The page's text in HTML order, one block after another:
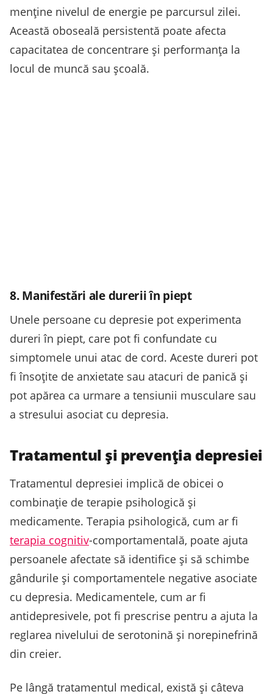
menține nivelul de energie pe parcursul zilei.
Această oboseală persistentă poate afecta
capacitatea de concentrare și performanța la
locul de muncă sau școală.
8. Manifestări ale durerii în piept
Unele persoane cu depresie pot experimenta
dureri în piept, care pot fi confundate cu
simptomele unui atac de cord. Aceste dureri pot
fi însoțite de anxietate sau atacuri de panică și
pot apărea ca urmare a tensiunii musculare sau
a stresului asociat cu depresia.
Tratamentul și prevenția depresiei
Tratamentul depresiei implică de obicei o
combinație de terapie psihologică și
medicamente. Terapia psihologică, cum ar fi
terapia cognitiv-comportamentală, poate ajuta
persoanele afectate să identifice și să schimbe
gândurile și comportamentele negative asociate
cu depresia. Medicamentele, cum ar fi
antidepresivele, pot fi prescrise pentru a ajuta la
reglarea nivelului de serotonină și norepinefrină
din creier.
Pe lângă tratamentul medical, există și câteva